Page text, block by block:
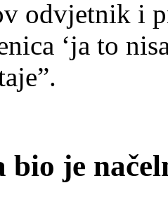
odvjetnik i
‘ja to
bio je